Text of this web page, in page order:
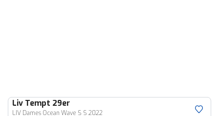
Liv Tempt 29er
LIV Dames Ocean Wave S S 2022